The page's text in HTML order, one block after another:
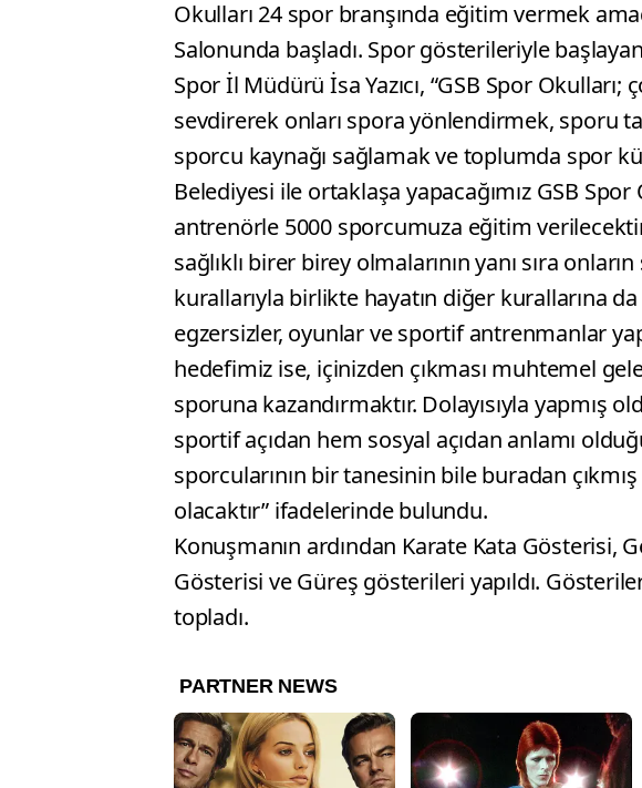
Okulları 24 spor branşında eğitim vermek
Salonunda başladı. Spor gösterileriyle
Spor İl Müdürü İsa Yazıcı, “GSB Spor
sevdirerek onları spora yönlendirmek, sporu
sporcu kaynağı sağlamak ve toplumda spor
Belediyesi ile ortaklaşa yapacağımız GSB
antrenörle 5000 sporcumuza eğitim
sağlıklı birer birey olmalarının yanı sıra
kurallarıyla birlikte hayatın diğer kurallarına
egzersizler, oyunlar ve sportif antrenmanlar
hedefimiz ise, içinizden çıkması muhtemel
sporuna kazandırmaktır. Dolayısıyla yapmış
sportif açıdan hem sosyal açıdan anlamı
sporcularının bir tanesinin bile buradan
olacaktır” ifadelerinde bulundu.
Konuşmanın ardından Karate Kata Gösterisi,
Gösterisi ve Güreş gösterileri yapıldı.
topladı.